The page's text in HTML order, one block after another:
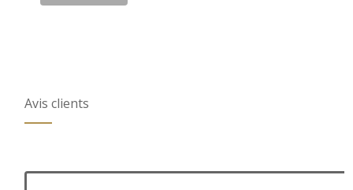
Avis clients